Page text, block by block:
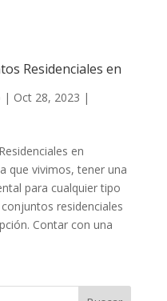
Residenciales en
| Oct 28, 2023 |
en
que vivimos, tener una
para cualquier tipo
residenciales
Contar con una